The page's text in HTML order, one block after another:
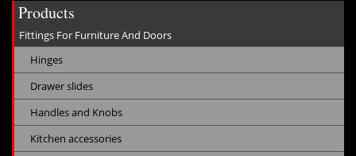
Products
Fittings For Furniture And Doors
Hinges
Drawer slides
Handles and Knobs
Kitchen accessories